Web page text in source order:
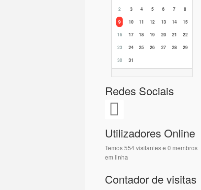
2
3 4 5 6 7
8
9
10 11 12 13 14
15
16
17 18 19 20 21
22
23
24 25 26 27 28
29
30
31
Redes Sociais
Utilizadores Online
Temos 554 visitantes e 0 membros
em linha
Contador de visitas